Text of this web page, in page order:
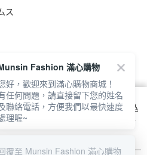
ス
站使用 cookie 方式之詳情，及若您不希
腦的 cookie 設定，請參閱本網站「
隱私
本網站即表示您同意本公司得按本網站使
Fashion 滿心購物
好，歡迎來到滿心購物商城！
任何問題，請直接留下您的姓名
聯絡電話，方便我們以最快速度
理喔~
覆至 Munsin Fashion 滿心購物